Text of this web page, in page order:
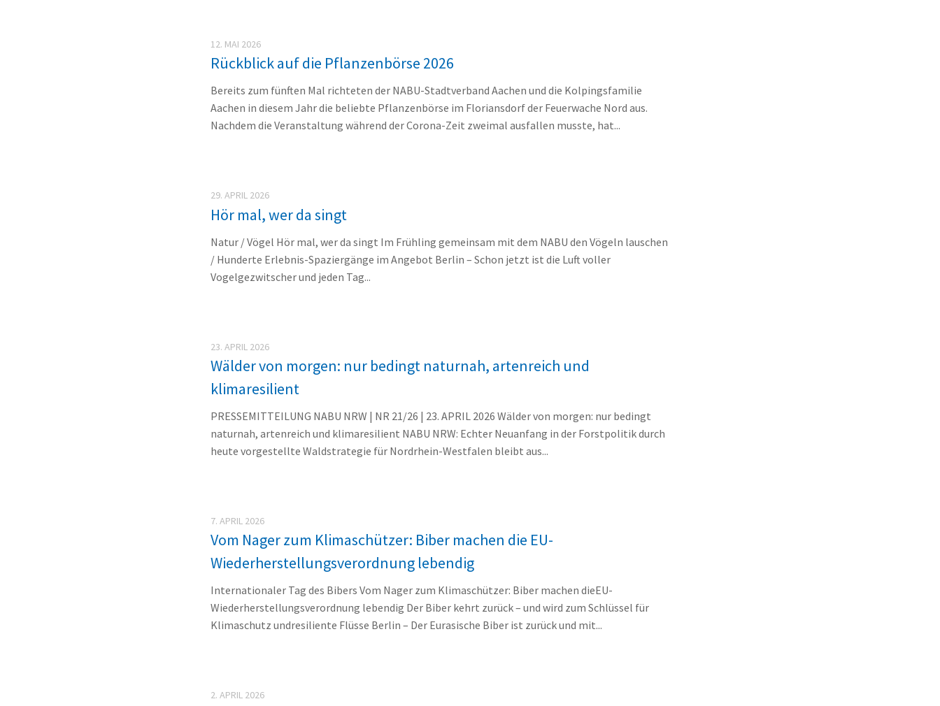
12. MAI 2026
Rückblick auf die Pflanzenbörse 2026
Bereits zum fünften Mal richteten der NABU-Stadtverband Aachen und die Kolpingsfamilie
Aachen in diesem Jahr die beliebte Pflanzenbörse im Floriansdorf der Feuerwache Nord aus.
Nachdem die Veranstaltung während der Corona-Zeit zweimal ausfallen musste, hat...
29. APRIL 2026
Hör mal, wer da singt
Natur / Vögel Hör mal, wer da singt Im Frühling gemeinsam mit dem NABU den Vögeln lauschen
/ Hunderte Erlebnis-Spaziergänge im Angebot Berlin – Schon jetzt ist die Luft voller
Vogelgezwitscher und jeden Tag...
23. APRIL 2026
Wälder von morgen: nur bedingt naturnah, artenreich und
klimaresilient
PRESSEMITTEILUNG NABU NRW | NR 21/26 | 23. APRIL 2026 Wälder von morgen: nur bedingt
naturnah, artenreich und klimaresilient NABU NRW: Echter Neuanfang in der Forstpolitik durch
heute vorgestellte Waldstrategie für Nordrhein-Westfalen bleibt aus...
7. APRIL 2026
Vom Nager zum Klimaschützer: Biber machen die EU-
Wiederherstellungsverordnung lebendig
Internationaler Tag des Bibers Vom Nager zum Klimaschützer: Biber machen dieEU-
Wiederherstellungsverordnung lebendig Der Biber kehrt zurück – und wird zum Schlüssel für
Klimaschutz undresiliente Flüsse Berlin – Der Eurasische Biber ist zurück und mit...
2. APRIL 2026